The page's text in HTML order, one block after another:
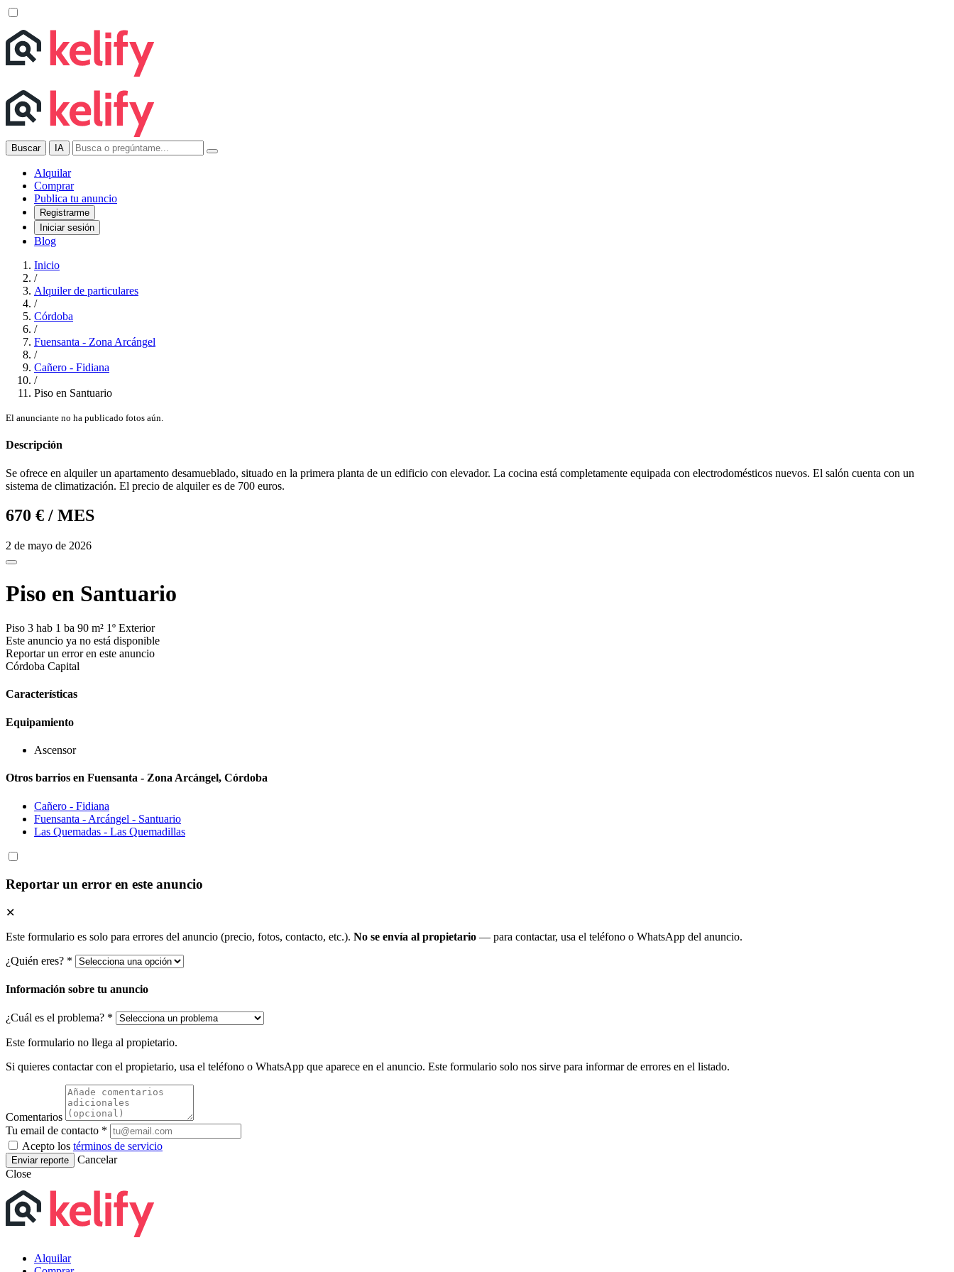
Buscar IA
Alquilar
Comprar
Publica tu anuncio
Registrarme
Iniciar sesión
Blog
Inicio
/
Alquiler de particulares
/
Córdoba
/
Fuensanta - Zona Arcángel
/
Cañero - Fidiana
/
Piso en Santuario
El anunciante no ha publicado fotos aún.
Descripción
Se ofrece en alquiler un apartamento desamueblado, situado en la primera planta de un edificio con elevador. La cocina está completamente equipada con electrodomésticos nuevos. El salón cuenta con un
sistema de climatización. El precio de alquiler es de 700 euros.
670 € / MES
2 de mayo de 2026
Piso en Santuario
Piso 3 hab 1 ba 90 m² 1º Exterior
Este anuncio ya no está disponible
Reportar un error en este anuncio
Córdoba Capital
Características
Equipamiento
Ascensor
Otros barrios en Fuensanta - Zona Arcángel, Córdoba
Cañero - Fidiana
Fuensanta - Arcángel - Santuario
Las Quemadas - Las Quemadillas
Reportar un error en este anuncio
✕
Este formulario es solo para errores del anuncio (precio, fotos, contacto, etc.). No se envía al propietario — para contactar, usa el teléfono o WhatsApp del anuncio.
¿Quién eres? *
Información sobre tu anuncio
¿Cuál es el problema? *
Este formulario no llega al propietario.
Si quieres contactar con el propietario, usa el teléfono o WhatsApp que aparece en el anuncio. Este formulario solo nos sirve para informar de errores en el listado.
Comentarios
Tu email de contacto *
Acepto los términos de servicio
Enviar reporte
Cancelar
Close
Alquilar